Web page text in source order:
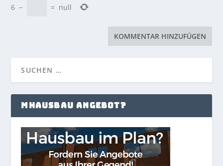
6 − = null
MHAUSBAU ANGEBOT?